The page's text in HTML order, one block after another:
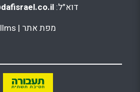
דוא״ל: daf@dafisrael.co.il
מפת אתר |
llms